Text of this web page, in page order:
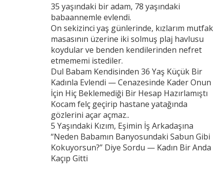
35 yaşındaki bir adam, 78 yaşındaki
babaannemle evlendi.
On sekizinci yaş günlerinde, kızlarım mutfak
masasının üzerine iki solmuş plaj havlusu
koydular ve benden kendilerinden nefret
etmememi istediler.
Dul Babam Kendisinden 36 Yaş Küçük Bir
Kadınla Evlendi — Cenazesinde Kader Onun
İçin Hiç Beklemediği Bir Hesap Hazırlamıştı
Kocam felç geçirip hastane yatağında
gözlerini açar açmaz..
5 Yaşındaki Kızım, Eşimin İş Arkadaşına
“Neden Babamın Banyosundaki Sabun Gibi
Kokuyorsun?” Diye Sordu — Kadın Bir Anda
Kaçıp Gitti